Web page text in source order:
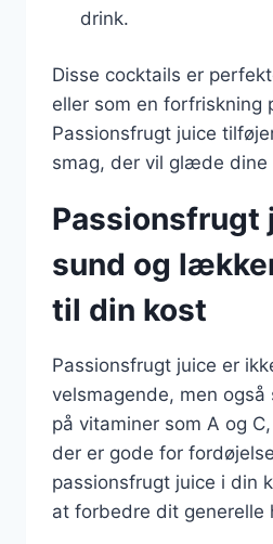
drink.
Disse cocktails er
eller som en forfriskning
Passionsfrugt juice
smag, der vil glæde
Passionsfrugt
sund og
til din kost
Passionsfrugt juice er
velsmagende, men også
på vitaminer som A og
der er gode for
passionsfrugt juice i din
at forbedre dit generelle